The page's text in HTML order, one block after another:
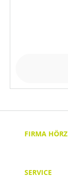
FIRMA HÖRZ
SERVICE